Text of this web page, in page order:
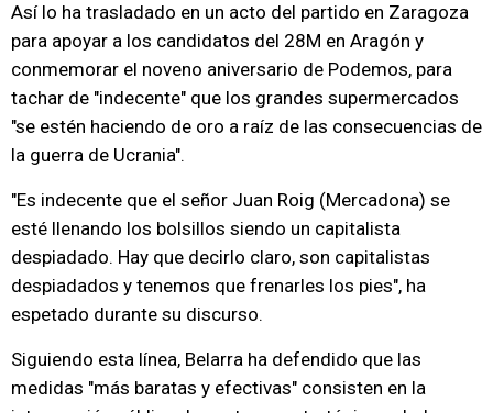
Así lo ha trasladado en un acto del partido en Zaragoza
para apoyar a los candidatos del 28M en Aragón y
conmemorar el noveno aniversario de Podemos, para
tachar de "indecente" que los grandes supermercados
"se estén haciendo de oro a raíz de las consecuencias de
la guerra de Ucrania".
"Es indecente que el señor Juan Roig (Mercadona) se
esté llenando los bolsillos siendo un capitalista
despiadado. Hay que decirlo claro, son capitalistas
despiadados y tenemos que frenarles los pies", ha
espetado durante su discurso.
Siguiendo esta línea, Belarra ha defendido que las
medidas "más baratas y efectivas" consisten en la